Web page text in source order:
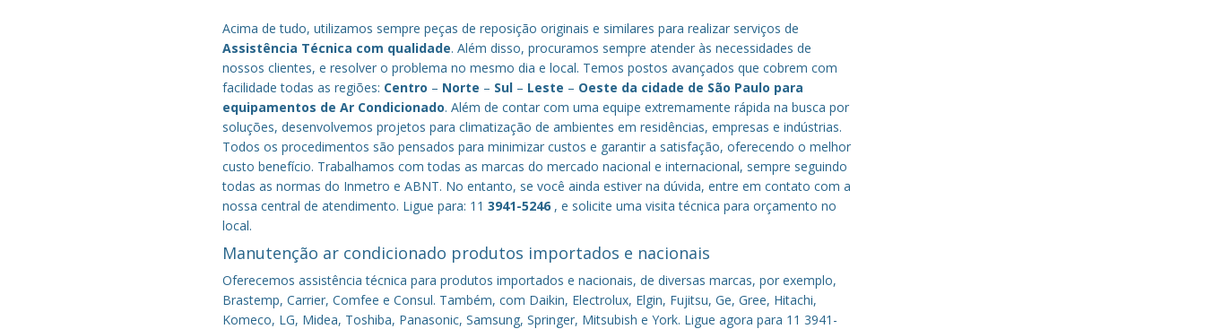
Acima de tudo, utilizamos sempre peças de reposição originais e similares para realizar serviços de
Assistência Técnica com qualidade. Além disso, procuramos sempre atender às necessidades de
nossos clientes, e resolver o problema no mesmo dia e local. Temos postos avançados que cobrem com
facilidade todas as regiões: Centro – Norte – Sul – Leste – Oeste da cidade de São Paulo para
equipamentos de Ar Condicionado. Além de contar com uma equipe extremamente rápida na busca por
soluções, desenvolvemos projetos para climatização de ambientes em residências, empresas e indústrias.
Todos os procedimentos são pensados para minimizar custos e garantir a satisfação, oferecendo o melhor
custo benefício. Trabalhamos com todas as marcas do mercado nacional e internacional, sempre seguindo
todas as normas do Inmetro e ABNT. No entanto, se você ainda estiver na dúvida, entre em contato com a
nossa central de atendimento. Ligue para: 113941-5246 , e solicite uma visita técnica para orçamento no
local.
Manutenção ar condicionado produtos importados e nacionais
Oferecemos assistência técnica para produtos importados e nacionais, de diversas marcas, por exemplo,
Brastemp, Carrier, Comfee e Consul. Também, com Daikin, Electrolux, Elgin, Fujitsu, Ge, Gree, Hitachi,
Komeco, LG, Midea, Toshiba, Panasonic, Samsung, Springer, Mitsubish e York. Ligue agora para 11 3941-